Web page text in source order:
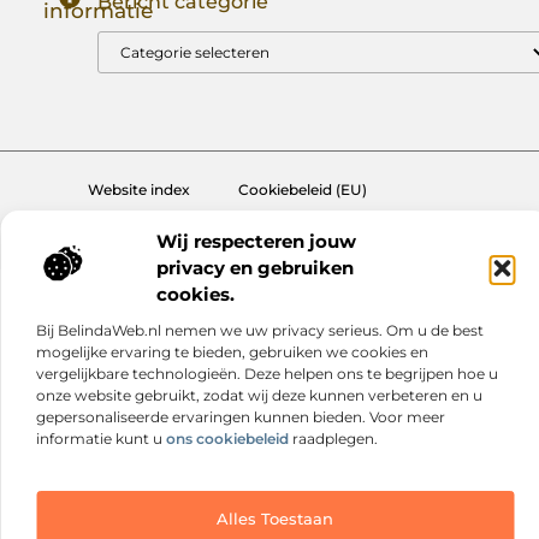
Wij respecteren jouw
privacy en gebruiken
cookies.
Bij BelindaWeb.nl nemen we uw privacy serieus. Om u de best
mogelijke ervaring te bieden, gebruiken we cookies en
vergelijkbare technologieën. Deze helpen ons te begrijpen hoe u
onze website gebruikt, zodat wij deze kunnen verbeteren en u
gepersonaliseerde ervaringen kunnen bieden. Voor meer
informatie kunt u ons cookiebeleid raadplegen.
Alles Toestaan
informatie
Website index
Cookiebeleid (EU)